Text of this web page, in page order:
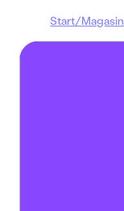
Start/Magasin